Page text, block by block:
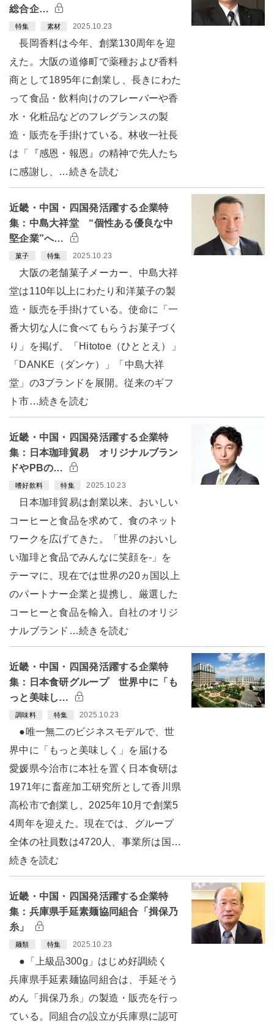
総合企…
特集 素材 2025.10.23
長岡香料は今年、創業130周年を迎
えた。大阪の道修町で薬種および香料
商として1895年に創業し、長きにわた
って食品・飲料向けのフレーバーや香
水・化粧品などのフレグランスの製
造・販売を手掛けている。林收一社長
は「『感恩・報恩』の精神で先人たち
に感謝し、…続きを読む
近畿・中国・四国発活躍する企業特
集：中島大祥堂 “個性ある優良な中
堅企業”へ…
菓子 特集 2025.10.23
大阪の老舗菓子メーカー、中島大祥
堂は110年以上にわたり和洋菓子の製
造・販売を手掛けている。使命に「一
番大切な人に食べてもらうお菓子づく
り」を掲げ、「Hitotoe（ひととえ）」
「DANKE（ダンケ）」「中島大祥
堂」の3ブランドを展開。従来のギフ
ト市…続きを読む
近畿・中国・四国発活躍する企業特
集：日本珈琲貿易 オリジナルブラン
ドやPBの…
嗜好飲料 特集 2025.10.23
日本珈琲貿易は創業以来、おいしい
コーヒーと食品を求めて、食のネット
ワークを広げてきた。「世界のおいし
い珈琲と食品でみんなに笑顔を-」を
テーマに、現在では世界の20ヵ国以上
のパートナー企業と提携し、厳選した
コーヒーと食品を輸入。自社のオリジ
ナルブランド…続きを読む
近畿・中国・四国発活躍する企業特
集：日本食研グループ 世界中に「も
っと美味し…
調味料 特集 2025.10.23
●唯一無二のビジネスモデルで、世
界中に「もっと美味しく」を届ける
愛媛県今治市に本社を置く日本食研は
1971年に畜産加工研究所として香川県
高松市で創業し、2025年10月で創業5
4周年を迎えた。現在では、グループ
全体の社員数は4720人、事業所は国…
続きを読む
近畿・中国・四国発活躍する企業特
集：兵庫県手延素麺協同組合「揖保乃
糸」
麺類 特集 2025.10.23
●「上級品300g」はじめ好調続く
兵庫県手延素麺協同組合は、手延そう
めん「揖保乃糸」の製造・販売を行っ
ている。同組合の設立が兵庫県に認可